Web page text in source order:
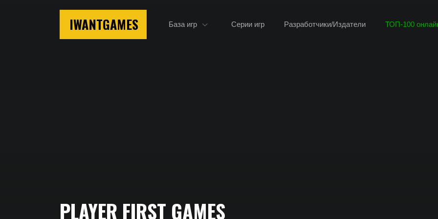
IWANTGAMES База игр Серии игр Разработчики/Издатели ТОП-100
Player First Games
PLAYER FIRST GAMES